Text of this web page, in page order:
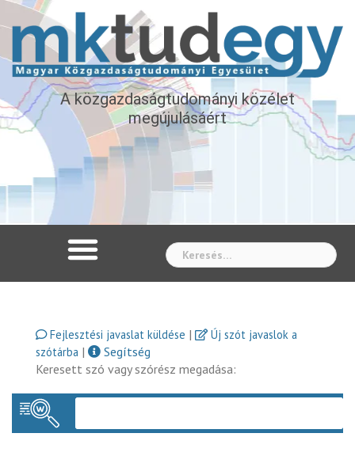
A közgazdaságtudományi közélet
megújulásáért
Fejlesztési javaslat küldése |
Új szót javaslok a
szótárba |
Segítség
Keresett szó vagy szórész megadása: